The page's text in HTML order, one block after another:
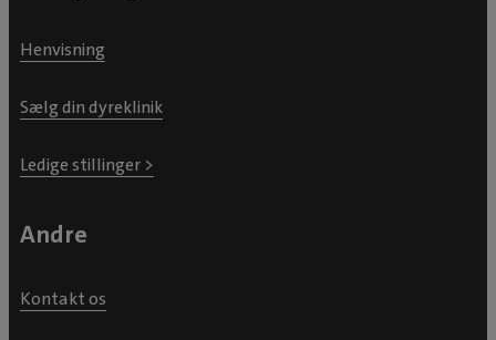
Henvisning
Sælg din dyreklinik
Ledige stillinger >
Andre
Kontakt os